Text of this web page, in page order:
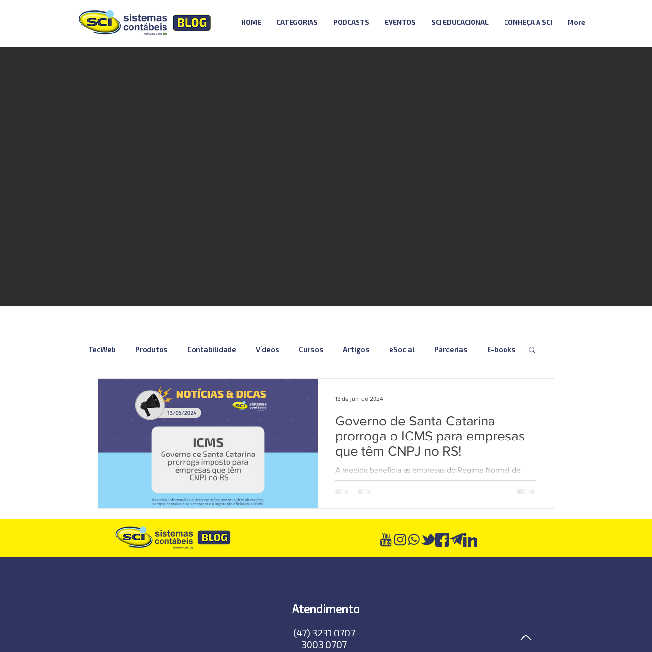
HOME CATEGORIAS PODCASTS EVENTOS SCI EDUCACIONAL CONHEÇA A SCI More
TecWeb Produtos Contabilidade Vídeos Cursos Artigos eSocial Parcerias E-books
Cursos ÚNICO
Tributação Série eSocial_Cleide Podcast - SCI NEWS Série SST eSocial
Syndkos TecWEB Linha Visual LGPD 10
Reforma Tributária
Governo de Santa Catarina
prorroga o ICMS para empresas
que têm CNPJ no RS!
A medida beneficia as empresas do Regime Normal de
Tributação com unidades nos municípios que tiveram
estado de calamidade pública e...
13 de jun. de 2024
Atendimento
(47) 3231 0707
3003 0707